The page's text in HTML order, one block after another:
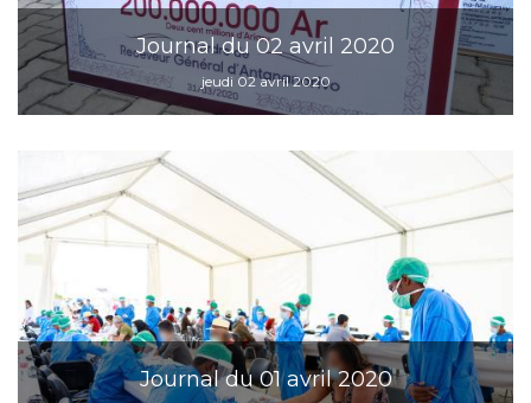
Journal du 02 avril 2020
jeudi 02 avril 2020
Journal du 01 avril 2020